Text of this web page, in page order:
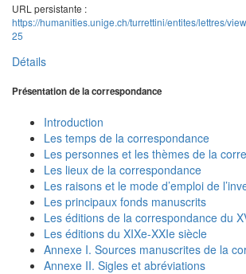
URL persistante :
https://humanities.unige.ch/turrettini/entites/lettres/
25
Détails
Présentation de la correspondance
Introduction
Les temps de la correspondance
Les personnes et les thèmes de la
Les lieux de la correspondance
Les raisons et le mode d’emploi de
Les principaux fonds manuscrits
Les éditions de la correspondance du
Les éditions du XIXe-XXIe siècle
Annexe I. Sources manuscrites de la
Annexe II. Sigles et abréviations